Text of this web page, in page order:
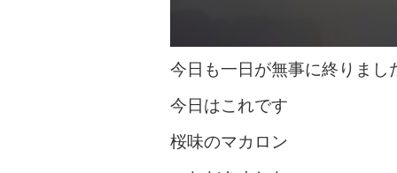
今日も一日が無事に終りまし
今日はこれです
桜味のマカロン